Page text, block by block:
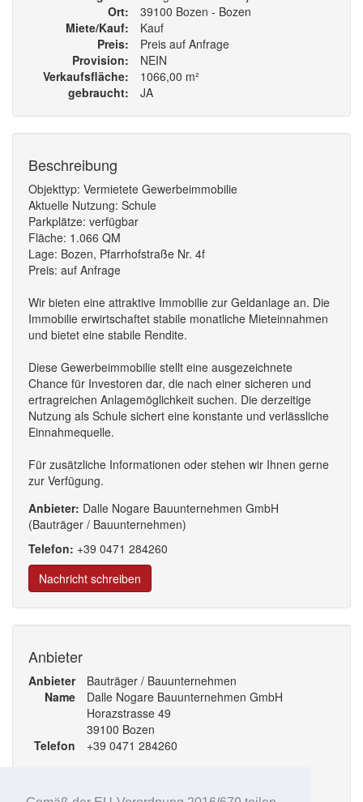
Ort
39100 Bozen - Bozen
Miete/Kauf
Kauf
Preis
Preis auf Anfrage
Provision
NEIN
Verkaufsfläche
1066,00 m²
gebraucht
JA
Beschreibung
Objekttyp: Vermietete Gewerbeimmobilie
Aktuelle Nutzung: Schule
Parkplätze: verfügbar
Fläche: 1.066 QM
Lage: Bozen, Pfarrhofstraße Nr. 4f
Preis: auf Anfrage
Wir bieten eine attraktive Immobilie zur Geldanlage an. Die
Immobilie erwirtschaftet stabile monatliche Mieteinnahmen
und bietet eine stabile Rendite.
Diese Gewerbeimmobilie stellt eine ausgezeichnete
Chance für Investoren dar, die nach einer sicheren und
ertragreichen Anlagemöglichkeit suchen. Die derzeitige
Nutzung als Schule sichert eine konstante und verlässliche
Einnahmequelle.
Für zusätzliche Informationen oder stehen wir Ihnen gerne
zur Verfügung.
Anbieter: Dalle Nogare Bauunternehmen GmbH
(Bauträger / Bauunternehmen)
Telefon: +39 0471 284260
Nachricht schreiben
Anbieter
Anbieter
Bauträger / Bauunternehmen
Name
Dalle Nogare Bauunternehmen GmbH
Horazstrasse 49
39100 Bozen
Telefon
+39 0471 284260